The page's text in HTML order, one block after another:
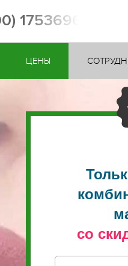
1753696
ЦЕНЫ
со